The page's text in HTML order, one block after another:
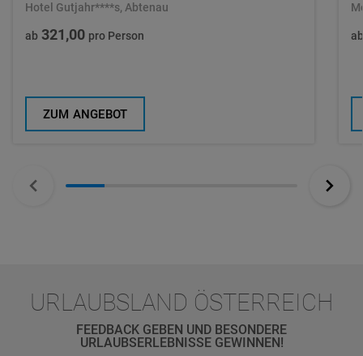
Hotel Gutjahr****s, Abtenau
ab 321,00 pro Person
ZUM ANGEBOT
URLAUBSLAND ÖSTERREICH
FEEDBACK GEBEN UND BESONDERE
URLAUBSERLEBNISSE GEWINNEN!